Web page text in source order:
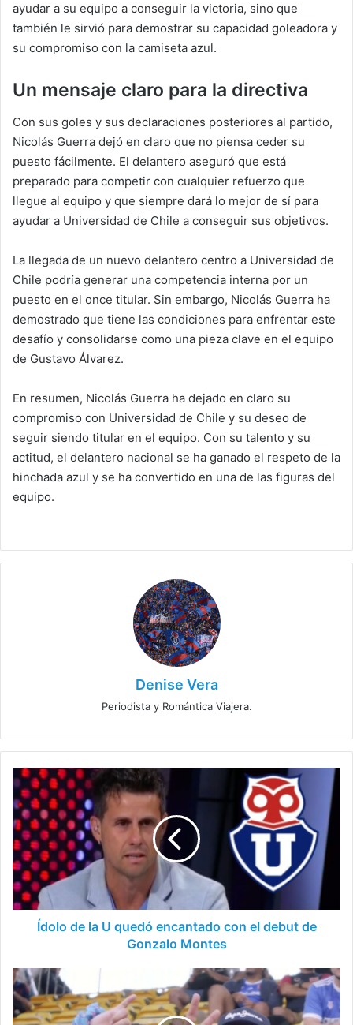
ayudar a su equipo a conseguir la victoria, sino que
también le sirvió para demostrar su capacidad goleadora y
su compromiso con la camiseta azul.
Un mensaje claro para la directiva
Con sus goles y sus declaraciones posteriores al partido,
Nicolás Guerra dejó en claro que no piensa ceder su
puesto fácilmente. El delantero aseguró que está
preparado para competir con cualquier refuerzo que
llegue al equipo y que siempre dará lo mejor de sí para
ayudar a Universidad de Chile a conseguir sus objetivos.
La llegada de un nuevo delantero centro a Universidad de
Chile podría generar una competencia interna por un
puesto en el once titular. Sin embargo, Nicolás Guerra ha
demostrado que tiene las condiciones para enfrentar este
desafío y consolidarse como una pieza clave en el equipo
de Gustavo Álvarez.
En resumen, Nicolás Guerra ha dejado en claro su
compromiso con Universidad de Chile y su deseo de
seguir siendo titular en el equipo. Con su talento y su
actitud, el delantero nacional se ha ganado el respeto de la
hinchada azul y se ha convertido en una de las figuras del
equipo.
Denise Vera
Periodista y Romántica Viajera.
Ídolo
de
la
U
quedó
encantado
con
el
debut
Ídolo de la U quedó encantado con el debut de
Gonzalo Montes
Universidad
de
Chile